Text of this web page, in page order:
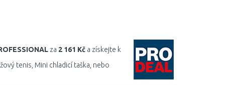
za 2 161 Kč a získejte k
tenis, Mini chladicí taška, nebo